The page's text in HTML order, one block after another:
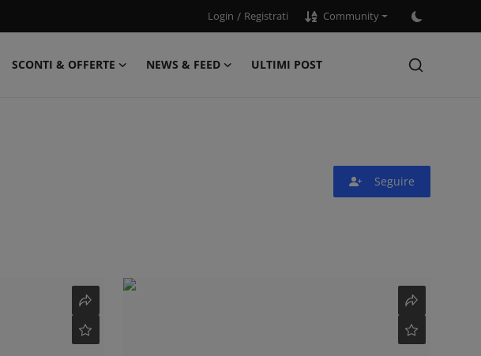
Login / Registrati Community
SCONTI & OFFERTE NEWS & FEED
ULTIMI POST
Seguire